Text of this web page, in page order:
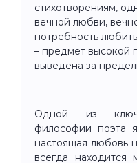
стихотворениям,
вечной любви,
потребность
– предмет высокой
выведена за
Одной из
философии поэта
настоящая любовь
всегда находится